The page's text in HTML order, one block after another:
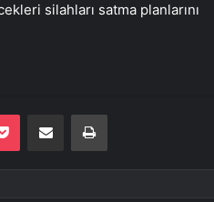
silahları satma planlarını
Pocket E-Posta ile paylaş Yazdır